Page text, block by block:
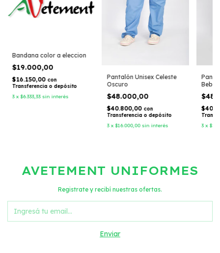
Bandana color a eleccion
$19.000,00
$16.150,00 con
Transferencia o depósito
3 x$6.333,33 sin interés
Pantalón Unisex Celeste
Oscuro
$48.000,00
$40.800,00 con
Transferencia o depósito
3 x$16.000,00 sin interés
Bebé
3 x
AVETEMENT UNIFORMES
Registrate y recibí nuestras ofertas.